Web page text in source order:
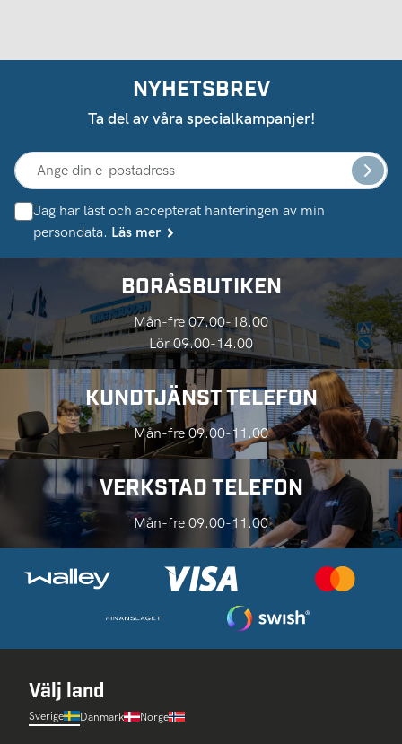
NYHETSBREV
Ta del av våra specialkampanjer!
Jag har läst och accepterat hanteringen av min
persondata. Läs mer
BORÅSBUTIKEN
Mån-fre 07.00-18.00
Lör 09.00-14.00
KUNDTJÄNST TELEFON
Mån-fre 09.00-11.00
VERKSTAD TELEFON
Mån-fre 09.00-11.00
Välj land
Sverige Danmark Norge